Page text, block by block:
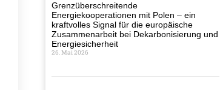
Grenzüberschreitende
Energiekooperationen mit Polen – ein
kraftvolles Signal für die europäische
Zusammenarbeit bei Dekarbonisierung und
Energiesicherheit
26. Mai 2026